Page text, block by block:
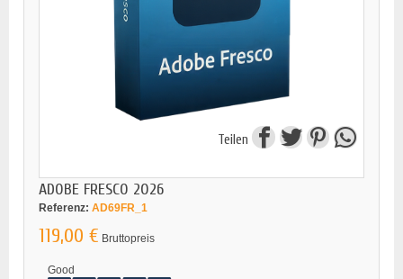
Teilen
ADOBE FRESCO 2026
Referenz: AD69FR_1
119,00 € Bruttopreis
Good